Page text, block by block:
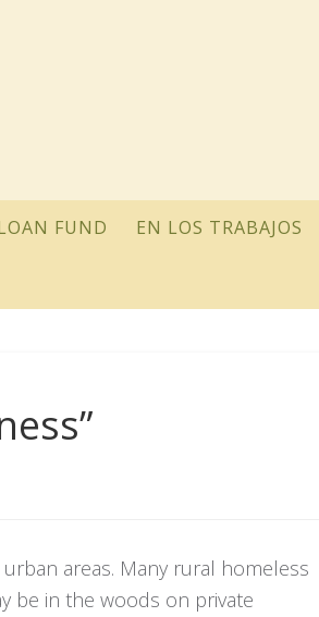
FUND EN LOS TRABAJOS
areas. Many rural homeless
be in the woods on private